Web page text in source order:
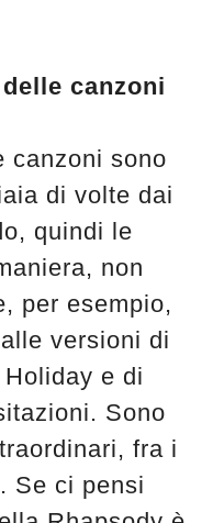
canzoni
canzoni sono
di volte dai
quindi le
non
per esempio,
versioni di
e di
Sono
fra i
Se ci pensi